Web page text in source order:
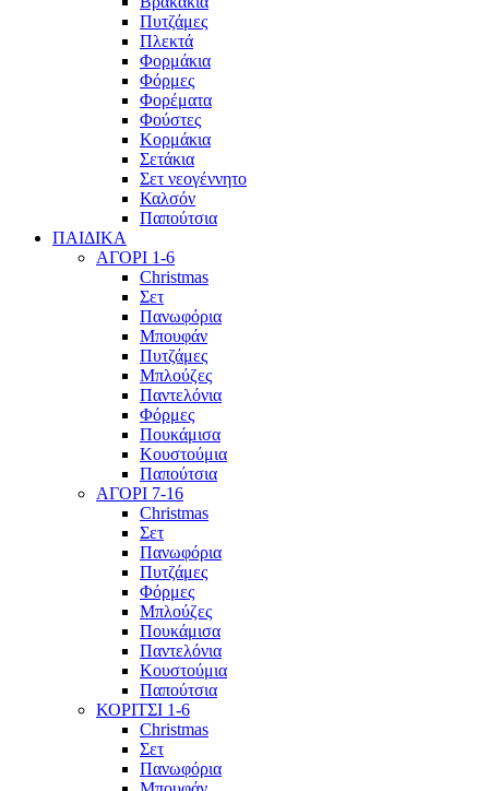
Πυτζάμες
Πλεκτά
Φορμάκια
Φόρμες
Φορέματα
Φούστες
Κορμάκια
Σετάκια
Σετ νεογέννητο
Καλσόν
Παπούτσια
ΠΑΙΔΙΚΑ
ΑΓΟΡΙ 1-6
Christmas
Σετ
Πανωφόρια
Μπουφάν
Πυτζάμες
Μπλούζες
Παντελόνια
Φόρμες
Πουκάμισα
Κουστούμια
Παπούτσια
ΑΓΟΡΙ 7-16
Christmas
Σετ
Πανωφόρια
Πυτζάμες
Φόρμες
Μπλούζες
Πουκάμισα
Παντελόνια
Κουστούμια
Παπούτσια
ΚΟΡΙΤΣΙ 1-6
Christmas
Σετ
Πανωφόρια